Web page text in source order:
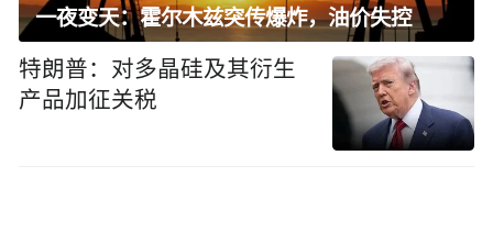
一夜变天：霍尔木兹突传爆炸，油价失控
特朗普：对多晶硅及其衍生
产品加征关税